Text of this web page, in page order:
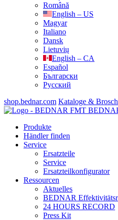
Română
English – US
Magyar
Italiano
Dansk
Lietuvių
English – CA
Español
Български
Русский
shop.bednar.com Kataloge &
Produkte
Händler finden
Service
Ersatzteile
Service
Ersatzteilkonfigurator
Ressourcen
Aktuelles
BEDNAR
24 HOURS RECORD
Press Kit